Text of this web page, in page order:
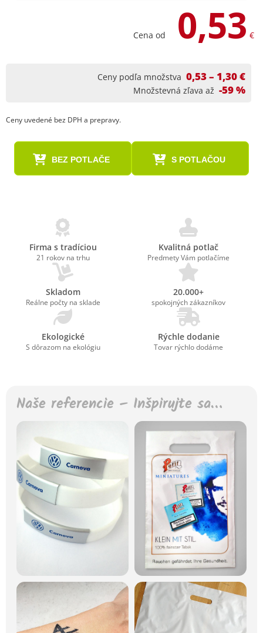
Cena od 0,53 €
Ceny podľa množstva 0,53 – 1,30 €
Množstevná zľava až -59 %
Ceny uvedené bez DPH a prepravy.
BEZ POTLAČE S POTLAČOU
Firma s tradíciou
21 rokov na trhu
Kvalitná potlač
Predmety Vám potlačíme
Skladom
Reálne počty na sklade
20.000+
spokojných zákazníkov
Ekologické
S dôrazom na ekológiu
Rýchle dodanie
Tovar rýchlo dodáme
Naše referencie – Inšpirujte sa…